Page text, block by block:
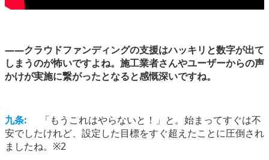
――クラウドファンディングの支援はハッキリと数字が出て
しまうのが怖いですよね。施工業者さんやユーザーからの声
かけが実施に繋がったとなると感慨深いですね。
九条:
「もうこれはやらないと！」と。始まってすぐは不
安でしたけれど、設定した目標をすぐ超えたことに圧倒され
ましたね。※2